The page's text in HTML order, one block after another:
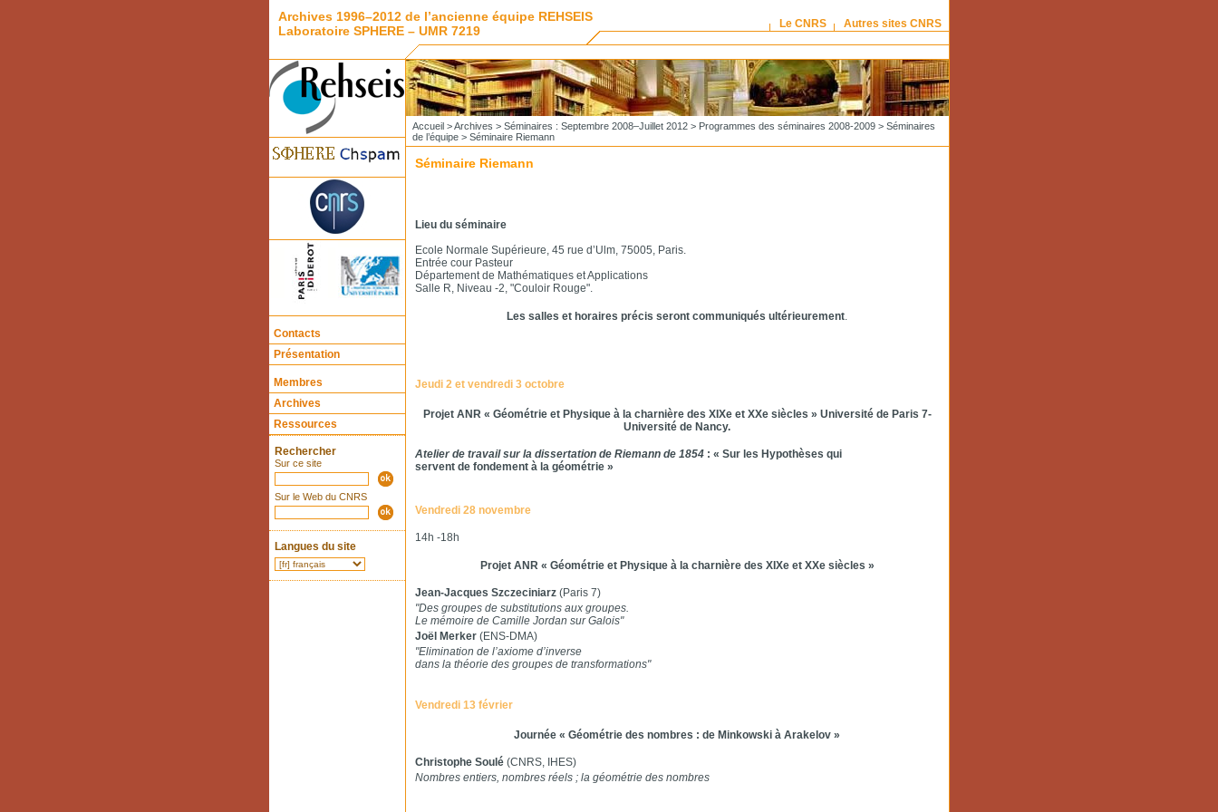
Archives 1996–2012 de l’ancienne équipe REHSEIS
Laboratoire SPHERE – UMR 7219
Le CNRS Autres sites CNRS
Contacts
Présentation
Membres
Archives
Ressources
Rechercher
Sur ce site
Sur le Web du CNRS
Langues du site
Accueil>Archives > Séminaires : Septembre 2008–Juillet 2012> Programmes des séminaires 2008-2009> Séminaires
de l’équipe> Séminaire Riemann
Séminaire Riemann
Lieu du séminaire
Ecole Normale Supérieure, 45 rue d’Ulm, 75005, Paris.
Entrée cour Pasteur
Département de Mathématiques et Applications
Salle R, Niveau -2, "Couloir Rouge".
Les salles et horaires précis seront communiqués ultérieurement.
Jeudi 2 et vendredi 3 octobre
Projet ANR « Géométrie et Physique à la charnière des XIXe et XXe siècles » Université de Paris 7-
Université de Nancy.
Atelier de travail sur la dissertation de Riemann de 1854: « Sur les Hypothèses qui
servent de fondement à la géométrie »
Vendredi 28 novembre
14h -18h
Projet ANR « Géométrie et Physique à la charnière des XIXe et XXe siècles »
Jean-Jacques Szczeciniarz(Paris 7)
"Des groupes de substitutions aux groupes.
Le mémoire de Camille Jordan sur Galois"
Joël Merker(ENS-DMA)
"Elimination de l’axiome d’inverse
dans la théorie des groupes de transformations"
Vendredi 13 février
Journée « Géométrie des nombres : de Minkowski à Arakelov »
Christophe Soulé(CNRS, IHES)
Nombres entiers, nombres réels ; la géométrie des nombres